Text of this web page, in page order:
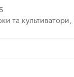
та культиватори ,